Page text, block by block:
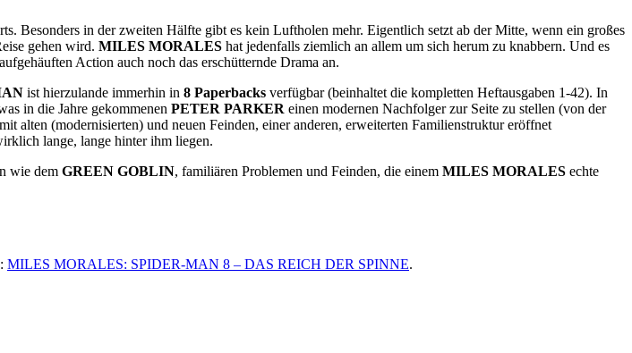
Besonders in der zweiten Hälfte gibt es kein Luftholen mehr. Eigentlich setzt ab der Mitte, wenn ein großes
gehen wird. MILES MORALES hat jedenfalls ziemlich an allem um sich herum zu knabbern. Und es
Action auch noch das erschütternde Drama an.
ist hierzulande immerhin in 8 Paperbacks verfügbar (beinhaltet die kompletten Heftausgaben 1-42). In
in die Jahre gekommenen PETER PARKER einen modernen Nachfolger zur Seite zu stellen (von der
alten (modernisierten) und neuen Feinden, einer anderen, erweiterten Familienstruktur eröffnet
lange, lange hinter ihm liegen.
wie dem GREEN GOBLIN, familiären Problemen und Feinden, die einem MILES MORALES echte
MILES MORALES: SPIDER-MAN 8 – DAS REICH DER SPINNE.